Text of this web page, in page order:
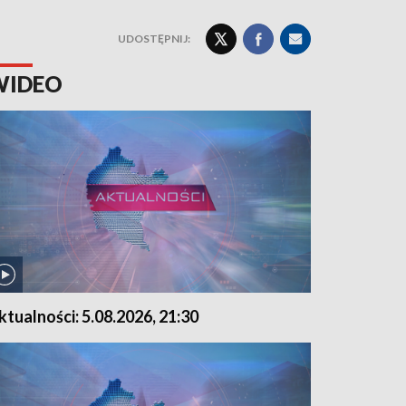
UDOSTĘPNIJ:
5.08.2026, 21:30